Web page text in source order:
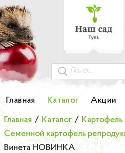
Главная Каталог Акции
Каталог
Гортензии
Грунты
Колоновидные деревья
Лук-севок
Главная / Каталог / Картофель
Винета НОВИНКА